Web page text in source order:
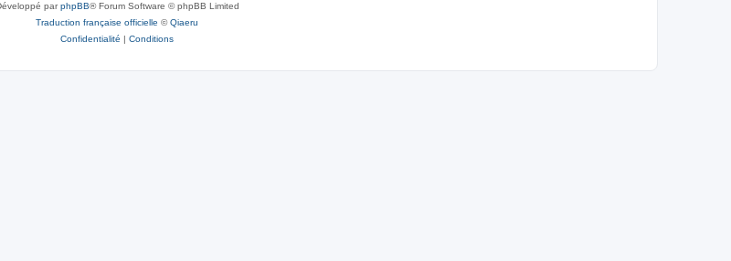
parphpBB® Forum Software © phpBB Limited
Traduction française officielle ©Qiaeru
Confidentialité | Conditions